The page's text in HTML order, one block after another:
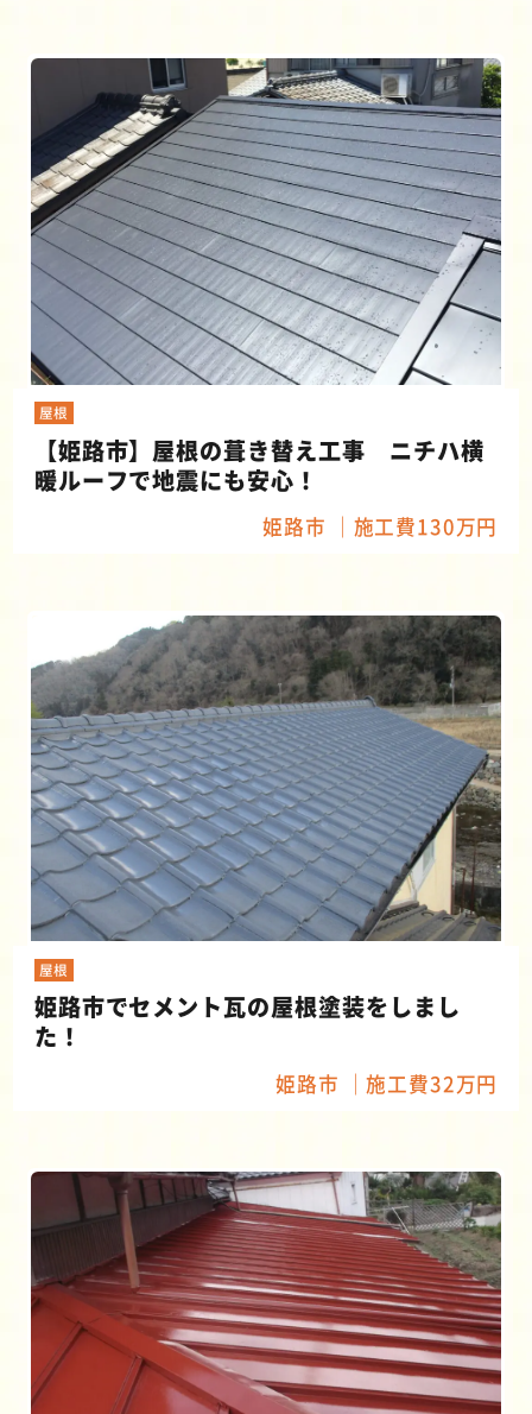
屋根
【姫路市】屋根の葺き替え工事 ニチハ横
暖ルーフで地震にも安心！
姫路市 施工費130万円
屋根
姫路市でセメント瓦の屋根塗装をしまし
た！
姫路市 施工費32万円